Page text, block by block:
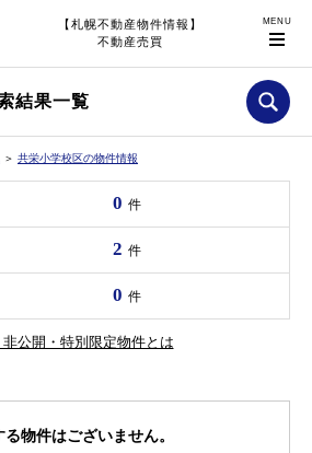
【札幌不動産物件情報】
不動産売買
結果一覧
＞ 共栄小学校区の物件情報
0 件
2 件
0 件
公開・特別限定物件とは
る物件はございません。